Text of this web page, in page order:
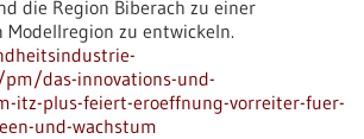
die Region Biberach zu einer
zu entwickeln.
das-innovations-und-
itz-plus-feiert-eroeffnung-vorreiter-fuer-
und-wachstum